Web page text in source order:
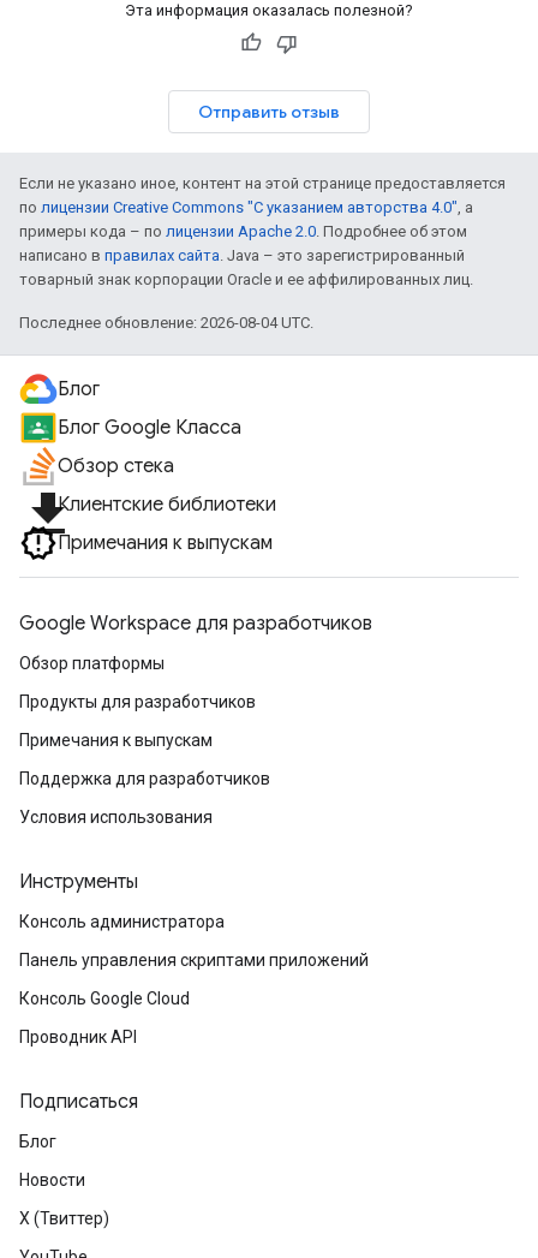
Эта информация оказалась полезной?
Отправить отзыв
Если не указано иное, контент на этой странице предоставляется
по лицензии Creative Commons "С указанием авторства 4.0", а
примеры кода – по лицензии Apache 2.0. Подробнее об этом
написано в правилах сайта. Java – это зарегистрированный
товарный знак корпорации Oracle и ее аффилированных лиц.
Последнее обновление: 2026-08-04 UTC.
Блог
Блог Google Класса
Обзор стека
file_downloadКлиентские библиотеки
Примечания к выпускам
Google Workspace для разработчиков
Обзор платформы
Продукты для разработчиков
Примечания к выпускам
Поддержка для разработчиков
Условия использования
Инструменты
Консоль администратора
Панель управления скриптами приложений
Консоль Google Cloud
Проводник API
Подписаться
Блог
Новости
X (Твиттер)